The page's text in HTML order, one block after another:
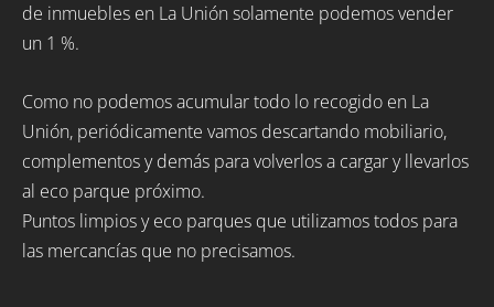
de inmuebles en La Unión solamente podemos vender
un 1 %.
Como no podemos acumular todo lo recogido en La
Unión, periódicamente vamos descartando mobiliario,
complementos y demás para volverlos a cargar y llevarlos
al eco parque próximo.
Puntos limpios y eco parques que utilizamos todos para
las mercancías que no precisamos.